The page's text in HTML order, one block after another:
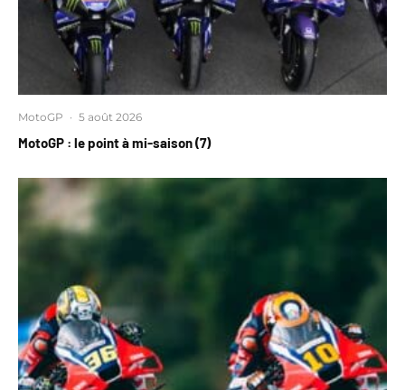
MotoGP · 5 août 2026
MotoGP : le point à mi-saison (7)